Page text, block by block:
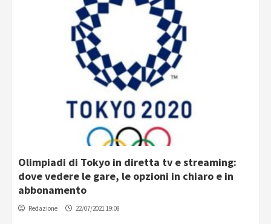
Olimpiadi di Tokyo in diretta tv e streaming:
dove vedere le gare, le opzioni in chiaro e in
abbonamento
Redazione 22/07/2021 19:08